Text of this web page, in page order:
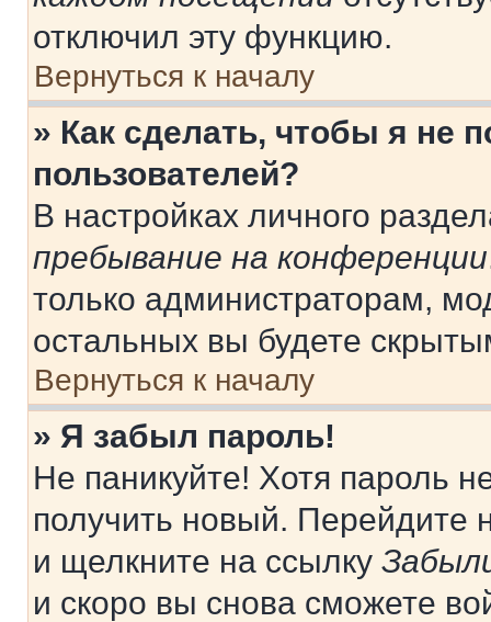
отключил эту функцию.
Вернуться к началу
» Как сделать, чтобы я не
пользователей?
В настройках личного
пребывание на конференции
только администраторам,
остальных вы будете
Вернуться к началу
» Я забыл пароль!
Не паникуйте! Хотя пароль
получить новый. Перейдите
и щелкните на ссылку
и скоро вы снова сможете